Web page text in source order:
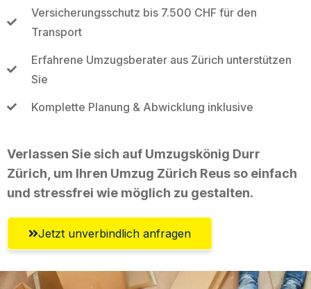
Versicherungsschutz bis 7.500 CHF für den
Transport
Erfahrene Umzugsberater aus Zürich unterstützen
Sie
Komplette Planung & Abwicklung inklusive
Verlassen Sie sich auf Umzugskönig Durr
Zürich, um Ihren Umzug Zürich Reus so einfach
und stressfrei wie möglich zu gestalten.
Jetzt unverbindlich anfragen